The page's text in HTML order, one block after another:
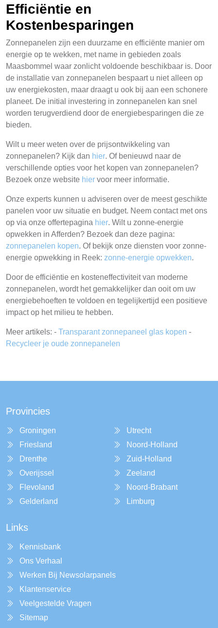
Efficiëntie en
Kostenbesparingen
Zonnepanelen zijn een duurzame en efficiënte manier om
energie op te wekken, met name in gebieden zoals
Maasbommel waar zonlicht voldoende beschikbaar is. Door
de installatie van zonnepanelen bespaart u niet alleen op
uw energiekosten, maar draagt u ook bij aan een schonere
planeet. De initial investering in zonnepanelen kan snel
worden terugverdiend door de energiebesparingen die ze
bieden.
Wilt u meer weten over de prijsontwikkeling van
zonnepanelen? Kijk dan hier. Of benieuwd naar de
verschillende opties voor het kopen van zonnepanelen?
Bezoek onze website hier voor meer informatie.
Onze experts kunnen u adviseren over de meest geschikte
panelen voor uw situatie en budget. Neem contact met ons
op via onze offertepagina hier. Wilt u zonne-energie
opwekken in Afferden? Bezoek dan deze pagina:
zonnepanelen kopen. Of bekijk onze diensten voor zonne-
energie opwekking in Reek: zonne-energie opwekken.
Door de efficiëntie en kosteneffectiviteit van moderne
zonnepanelen, wordt het gemakkelijker dan ooit om uw
energiebehoeften te voldoen en tegelijkertijd een positieve
impact op het milieu te hebben.
Meer artikels: - Transparant zonnepaneel glas kopen -
Recycleer je oude zonnepanelen
Provincies
Groningen
Friesland
Drenthe
Overijssel
Flevoland
Gelderland
Utrecht
Noord-Holland
Zuid-Holland
Zeeland
Noord-Brabant
Limburg
Links
Kennisbank
Ons Verhaal
Werken Bij Newsolarpanels
Klantenservice
Veelgestelde Vragen
Sitemap